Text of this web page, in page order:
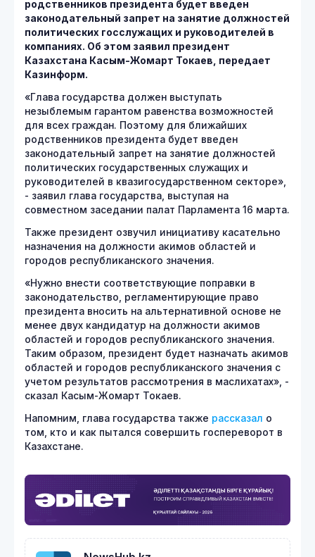
родственников президента будет введен
законодательный запрет на занятие должностей
политических госслужащих и руководителей в
компаниях. Об этом заявил президент
Казахстана Касым-Жомарт Токаев, передает
Казинформ.
«Глава государства должен выступать
незыблемым гарантом равенства возможностей
для всех граждан. Поэтому для ближайших
родственников президента будет введен
законодательный запрет на занятие должностей
политических государственных служащих и
руководителей в квазигосударственном секторе»,
- заявил глава государства, выступая на
совместном заседании палат Парламента 16 марта.
Также президент озвучил инициативу касательно
назначения на должности акимов областей и
городов республиканского значения.
«Нужно внести соответствующие поправки в
законодательство, регламентирующие право
президента вносить на альтернативной основе не
менее двух кандидатур на должности акимов
областей и городов республиканского значения.
Таким образом, президент будет назначать акимов
областей и городов республиканского значения с
учетом результатов рассмотрения в маслихатах», -
сказал Касым-Жомарт Токаев.
Напомним, глава государства также рассказал о
том, кто и как пытался совершить госпереворот в
Казахстане.